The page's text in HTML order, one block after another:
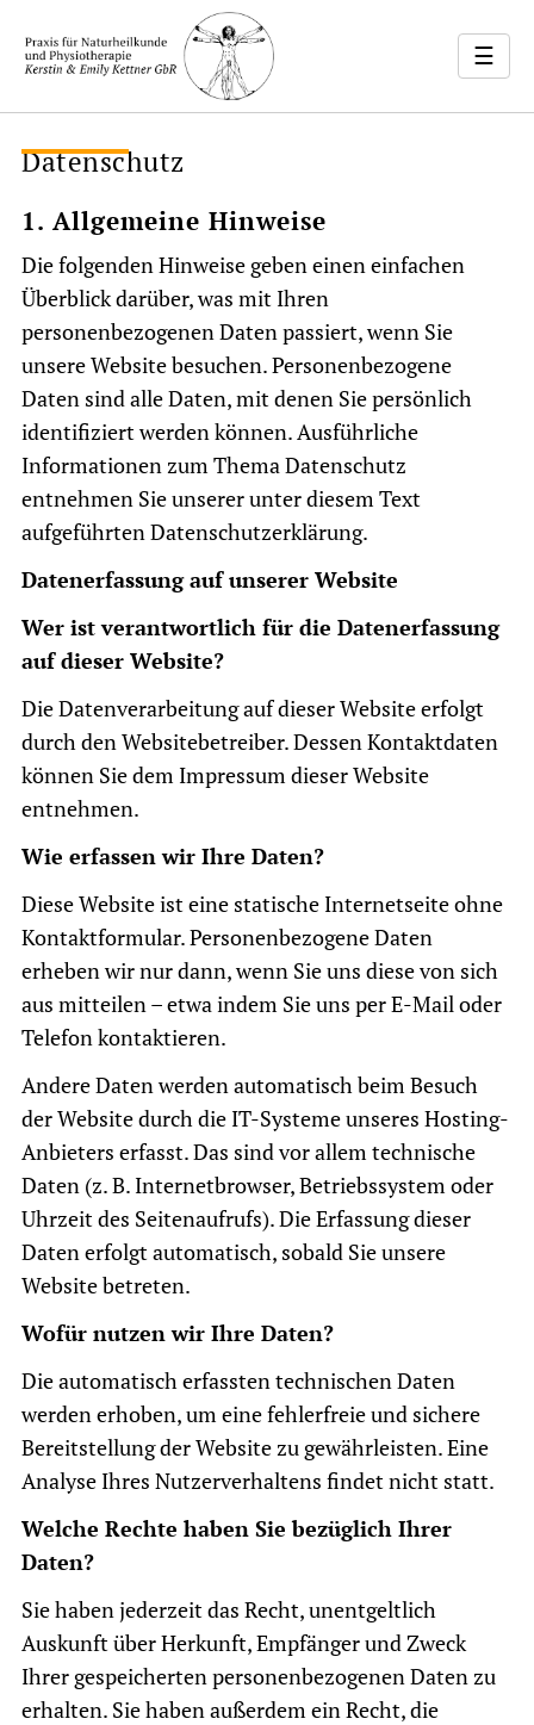
☰
Datenschutz
1. Allgemeine Hinweise
Die folgenden Hinweise geben einen einfachen
Überblick darüber, was mit Ihren
personenbezogenen Daten passiert, wenn Sie
unsere Website besuchen. Personenbezogene
Daten sind alle Daten, mit denen Sie persönlich
identifiziert werden können. Ausführliche
Informationen zum Thema Datenschutz
entnehmen Sie unserer unter diesem Text
aufgeführten Datenschutzerklärung.
Datenerfassung auf unserer Website
Wer ist verantwortlich für die Datenerfassung
auf dieser Website?
Die Datenverarbeitung auf dieser Website erfolgt
durch den Websitebetreiber. Dessen Kontaktdaten
können Sie dem Impressumdieser Website
entnehmen.
Wie erfassen wir Ihre Daten?
Diese Website ist eine statische Internetseite ohne
Kontaktformular. Personenbezogene Daten
erheben wir nur dann, wenn Sie uns diese von sich
aus mitteilen – etwa indem Sie uns per E-Mail oder
Telefon kontaktieren.
Andere Daten werden automatisch beim Besuch
der Website durch die IT-Systeme unseres Hosting-
Anbieters erfasst. Das sind vor allem technische
Daten (z. B. Internetbrowser, Betriebssystem oder
Uhrzeit des Seitenaufrufs). Die Erfassung dieser
Daten erfolgt automatisch, sobald Sie unsere
Website betreten.
Wofür nutzen wir Ihre Daten?
Die automatisch erfassten technischen Daten
werden erhoben, um eine fehlerfreie und sichere
Bereitstellung der Website zu gewährleisten. Eine
Analyse Ihres Nutzerverhaltens findet nicht statt.
Welche Rechte haben Sie bezüglich Ihrer
Daten?
Sie haben jederzeit das Recht, unentgeltlich
Auskunft über Herkunft, Empfänger und Zweck
Ihrer gespeicherten personenbezogenen Daten zu
erhalten. Sie haben außerdem ein Recht, die